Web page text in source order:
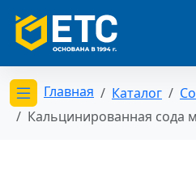
Открыть меню
Главная Каталог
Кальцинированная сода